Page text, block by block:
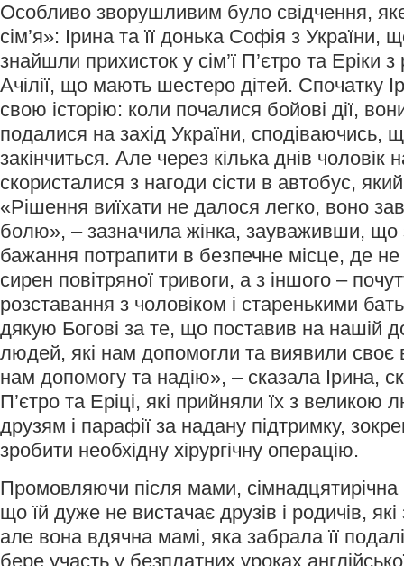
Особливо зворушливим було свідчення,
сім’я»: Ірина та її донька Софія з України,
знайшли прихисток у сім’ї П’єтро та Еріки
Ачілії, що мають шестеро дітей. Спочатку
свою історію: коли почалися бойові дії,
подалися на захід України, сподіваючись,
закінчиться. Але через кілька днів чоловік
скористалися з нагоди сісти в автобус,
«Рішення виїхати не далося легко, воно
болю», – зазначила жінка, зауваживши, що
бажання потрапити в безпечне місце, де
сирен повітряної тривоги, а з іншого –
розставання з чоловіком і старенькими
дякую Богові за те, що поставив на нашій
людей, які нам допомогли та виявили
нам допомогу та надію», – сказала Ірина,
П’єтро та Еріці, які прийняли їх з великою
друзям і парафії за надану підтримку,
зробити необхідну хірургічну операцію.
Промовляючи після мами,
що їй дуже не вистачає друзів і родичів,
але вона вдячна мамі, яка забрала її
бере участь у безплатних уроках